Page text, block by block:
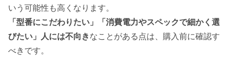
いう可能性も高くなります。
「型番にこだわりたい」「消費電力やスペックで細かく選
びたい」人には不向きなことがある点は、購入前に確認す
べきです。